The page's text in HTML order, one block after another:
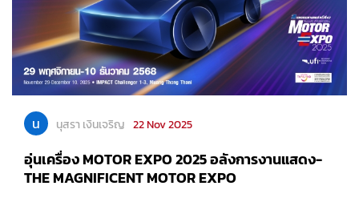
น นุสรา เงินเจริญ 22 Nov 2025
อุ่นเครื่อง MOTOR EXPO 2025 อลังการงานแสดง-
THE MAGNIFICENT MOTOR EXPO